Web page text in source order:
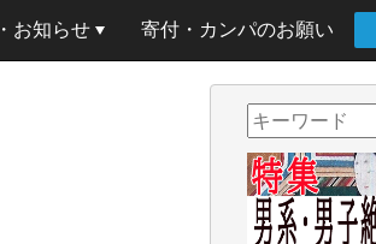
お知らせ 寄付・カンパのお願い